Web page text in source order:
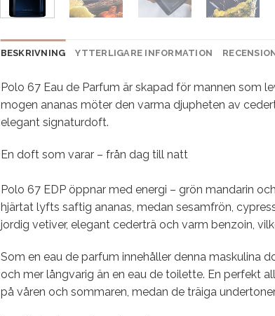
BESKRIVNING YTTERLIGARE INFORMATION
Polo 67 Eau de Parfum är skapad för mannen som
mogen ananas möter den varma djupheten av
elegant signaturdoft.
En doft som varar – från dag till natt
Polo 67 EDP öppnar med energi – grön mandarin
hjärtat lyfts saftig ananas, medan sesamfrön,
jordig vetiver, elegant cederträ och varm benzoin,
Som en eau de parfum innehåller denna maskulina
och mer långvarig än en eau de toilette. En perfekt
på våren och sommaren, medan de träiga